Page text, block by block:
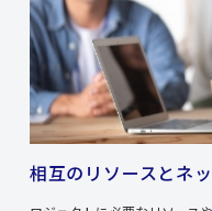
相互のリソースとネ